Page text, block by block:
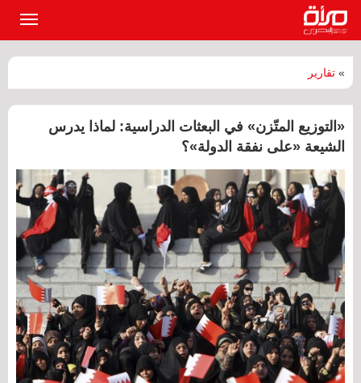
» تقارير
«التوزيع المتّزن» في البعثات الدراسية: لماذا يدرس
الشيعة «على نفقة الدولة»؟